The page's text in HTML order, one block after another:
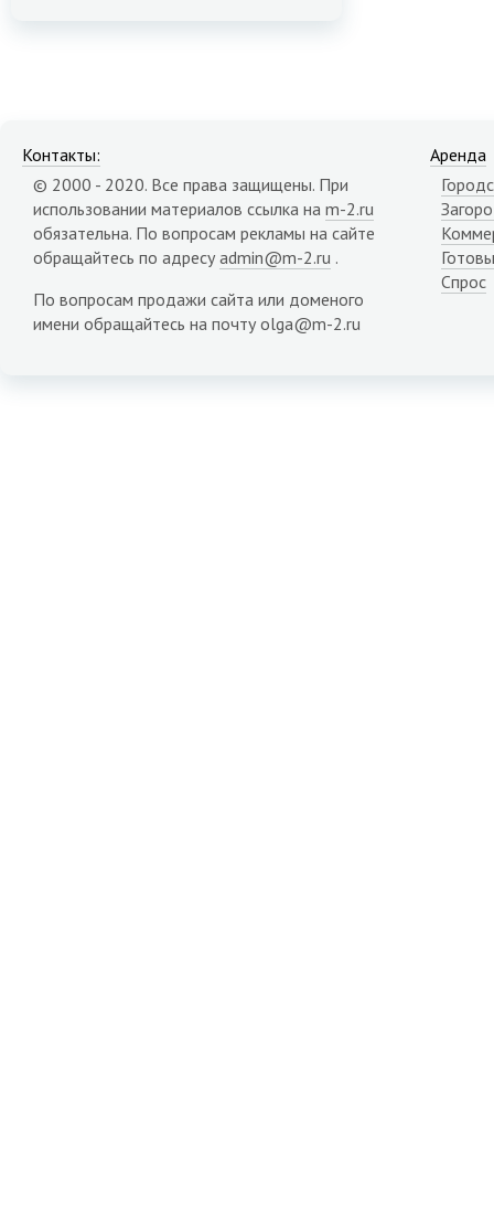
Контакты:
© 2000 - 2020. Все права защищены. При
использовании материалов ссылка на m-2.ru
обязательна. По вопросам рекламы на сайте
обращайтесь по адресу admin@m-2.ru .
По вопросам продажи сайта или доменого
имени обращайтесь на почту olga@m-2.ru
Аренда
Спрос